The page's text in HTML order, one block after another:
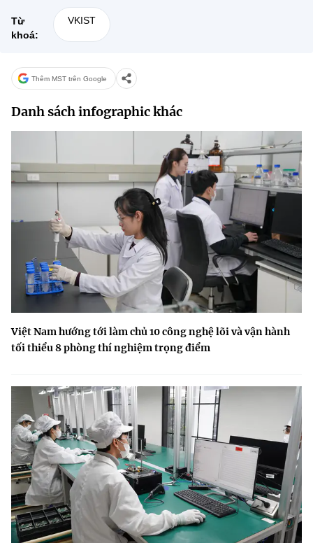
Từ
khoá:
VKIST
Thêm MST trên Google
Danh sách infographic khác
Việt Nam hướng tới làm chủ 10 công nghệ lõi và vận hành
tối thiểu 8 phòng thí nghiệm trọng điểm